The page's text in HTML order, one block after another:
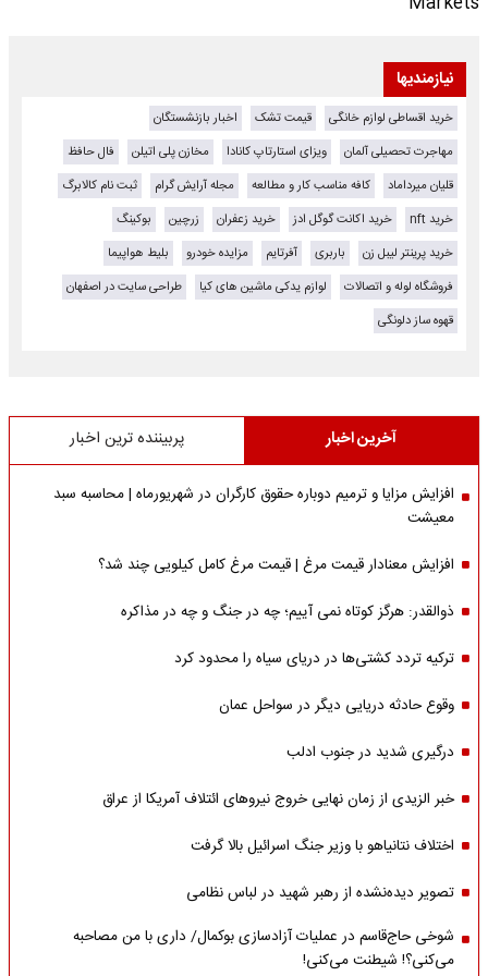
نیازمندیها
خرید اقساطی لوازم خانگی قیمت تشک
اخبار بازنشستگان
مهاجرت تحصیلی آلمان
ویزای استارتاپ کانادا مخازن پلی اتیلن
فال حافظ
قلیان میرداماد
کافه مناسب کار و مطالعه مجله آرایش گرام
ثبت نام کالابرگ
خرید nft
خرید اکانت گوگل ادز خرید زعفران زرچین
بوکینگ
خرید پرینتر لیبل زن
باربری آفرتایم مزایده خودرو
بلیط هواپیما
فروشگاه لوله و اتصالات
لوازم یدکی ماشین های کیا
طراحی سایت در اصفهان
قهوه ساز دلونگی
آخرین اخبار پربیننده ترین اخبار
افزایش مزایا و ترمیم دوباره حقوق کارگران در شهریورماه | محاسبه سبد
معیشت
افزایش معنادار قیمت مرغ | قیمت مرغ کامل کیلویی چند شد؟
ذوالقدر: هرگز کوتاه نمی آییم؛ چه در جنگ و چه در مذاکره
ترکیه تردد کشتی‌ها در دریای سیاه را محدود کرد
وقوع حادثه دریایی دیگر در سواحل عمان
درگیری شدید در جنوب ادلب
خبر الزیدی از زمان نهایی خروج نیروهای ائتلاف آمریکا از عراق
اختلاف نتانیاهو با وزیر جنگ اسرائیل بالا گرفت
تصویر دیده‌نشده از رهبر شهید در لباس نظامی
شوخی حاج‌قاسم در عملیات آزادسازی بوکمال/ داری با من مصاحبه‌
می‌کنی؟! شیطنت می‌کنی!